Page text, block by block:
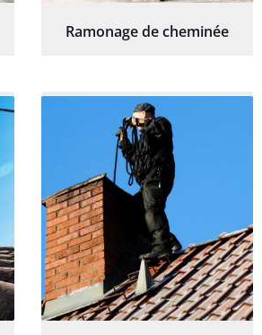
Ramonage de cheminée